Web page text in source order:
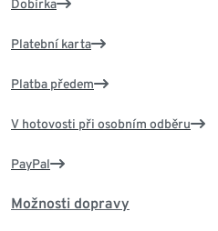
Dobírka
Platební karta
Platba předem
V hotovosti při osobním odběru
PayPal
Možnosti dopravy